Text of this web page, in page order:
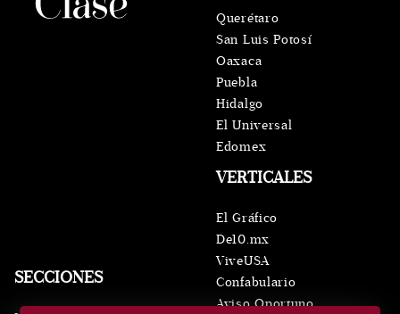
SECCIONES
VERTICALES
El Gráfico
De10.mx
ViveUSA
Confabulario
Aviso Oportuno
Querétaro
San Luis Potosí
Oaxaca
Puebla
Hidalgo
El Universal
Edomex